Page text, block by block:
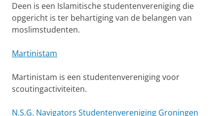
Deen is een Islamitische studentenvereniging die
opgericht is ter behartiging van de belangen van
moslimstudenten.
Martinistam
Martinistam is een studentenvereniging voor
scoutingactiviteiten.
N.S.G. Navigators Studentenvereniging Groningen